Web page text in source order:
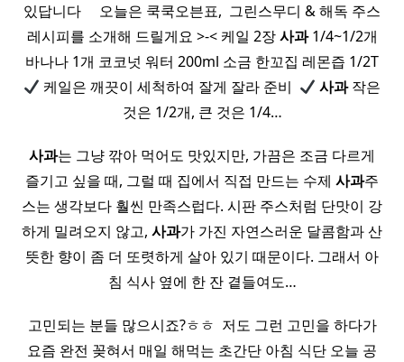
있답니다 ​ ​ ​ ​ 오늘은 쿡쿡오븐표, ​​ 그린스무디 & 해독 주스
레시피를 소개해 드릴게요 >-< 케일 2장사과1/4~1/2개
바나나 1개 코코넛 워터 200ml 소금 한꼬집 레몬즙 1/2T
케일은 깨끗이 세척하여 잘게 잘라 준비 ​
사과작은
것은 1/2개, 큰 것은 1/4…
사과는 그냥 깎아 먹어도 맛있지만, 가끔은 조금 다르게
즐기고 싶을 때, 그럴 때 집에서 직접 만드는 수제 사과주
스는 생각보다 훨씬 만족스럽다. 시판 주스처럼 단맛이 강
하게 밀려오지 않고, 사과가 가진 자연스러운 달콤함과 산
뜻한 향이 좀 더 또렷하게 살아 있기 때문이다. 그래서 아
침 식사 옆에 한 잔 곁들여도…
고민되는 분들 많으시죠?ㅎㅎ ​ 저도 그런 고민을 하다가
요즘 완전 꽂혀서 매일 해먹는 초간단 아침 식단 오늘 공